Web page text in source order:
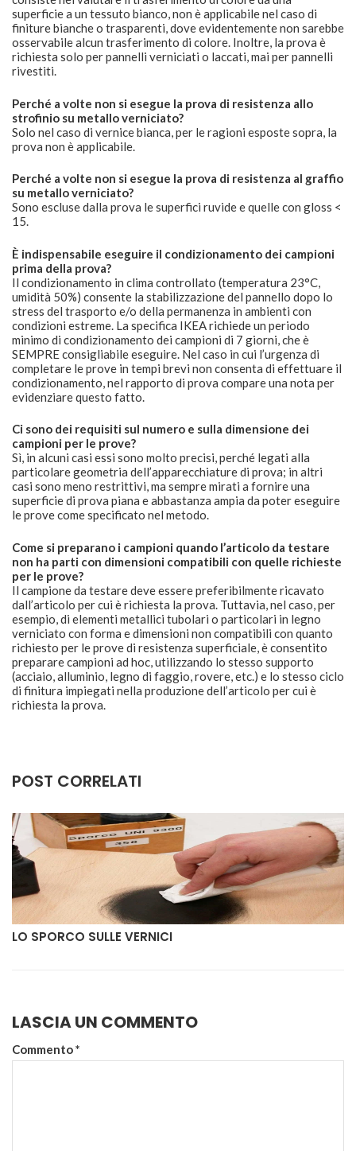
superficie a un tessuto bianco, non è applicabile nel caso di
finiture bianche o trasparenti, dove evidentemente non sarebbe
osservabile alcun trasferimento di colore. Inoltre, la prova è
richiesta solo per pannelli verniciati o laccati, mai per pannelli
rivestiti.
Perché a volte non si esegue la prova di resistenza allo
strofinio su metallo verniciato?
Solo nel caso di vernice bianca, per le ragioni esposte sopra, la
prova non è applicabile.
Perché a volte non si esegue la prova di resistenza al graffio
su metallo verniciato?
Sono escluse dalla prova le superfici ruvide e quelle con gloss <
15.
È indispensabile eseguire il condizionamento dei campioni
prima della prova?
Il condizionamento in clima controllato (temperatura 23°C,
umidità 50%) consente la stabilizzazione del pannello dopo lo
stress del trasporto e/o della permanenza in ambienti con
condizioni estreme. La specifica IKEA richiede un periodo
minimo di condizionamento dei campioni di 7 giorni, che è
SEMPRE consigliabile eseguire. Nel caso in cui l’urgenza di
completare le prove in tempi brevi non consenta di effettuare il
condizionamento, nel rapporto di prova compare una nota per
evidenziare questo fatto.
Ci sono dei requisiti sul numero e sulla dimensione dei
campioni per le prove?
Sì, in alcuni casi essi sono molto precisi, perché legati alla
particolare geometria dell’apparecchiature di prova; in altri
casi sono meno restrittivi, ma sempre mirati a fornire una
superficie di prova piana e abbastanza ampia da poter eseguire
le prove come specificato nel metodo.
Come si preparano i campioni quando l’articolo da testare
non ha parti con dimensioni compatibili con quelle richieste
per le prove?
Il campione da testare deve essere preferibilmente ricavato
dall’articolo per cui è richiesta la prova. Tuttavia, nel caso, per
esempio, di elementi metallici tubolari o particolari in legno
verniciato con forma e dimensioni non compatibili con quanto
richiesto per le prove di resistenza superficiale, è consentito
preparare campioni ad hoc, utilizzando lo stesso supporto
(acciaio, alluminio, legno di faggio, rovere, etc.) e lo stesso ciclo
di finitura impiegati nella produzione dell’articolo per cui è
richiesta la prova.
POST CORRELATI
LO SPORCO SULLE VERNICI
LASCIA UN COMMENTO
Commento*